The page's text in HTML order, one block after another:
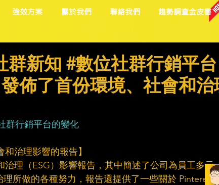
強效方案 關於我們 聯絡我們 趨勢調查金皮書
群新知 #數位社群行銷平台
佈了首份環境、社會和治
群行銷平台的變化
和治理影響的報告】
理（ESG）影響報告，其中簡述了公司為員工多元
所做的各種努力，報告還提供了一些關於 Pinterest